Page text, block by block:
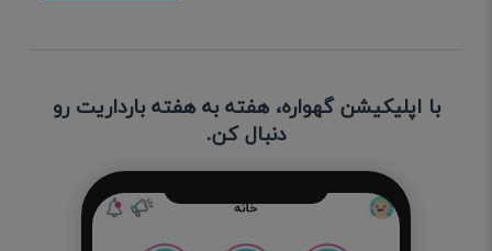
با اپلیکیشن گهواره، هفته به هفته بارداریت رو
دنبال کن.